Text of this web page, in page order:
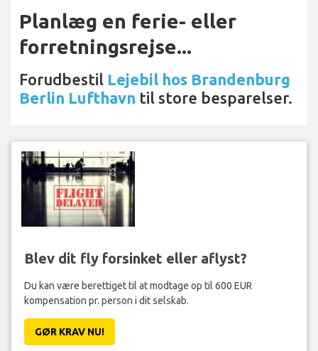
Planlæg en ferie- eller
forretningsrejse...
Forudbestil Lejebil hos Brandenburg
Berlin Lufthavn til store besparelser.
Blev dit fly forsinket eller aflyst?
Du kan være berettiget til at modtage op til 600 EUR
kompensation pr. person i dit selskab.
GØR KRAV NU!